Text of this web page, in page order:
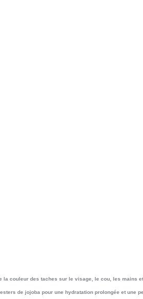
la couleur des taches sur le visage, le cou, les
de jojoba pour une hydratation prolongée et une